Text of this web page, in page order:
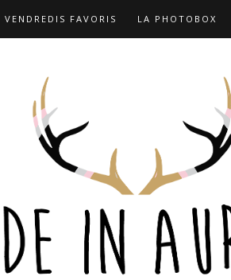
VENDREDIS FAVORIS LA PHOTOBOX